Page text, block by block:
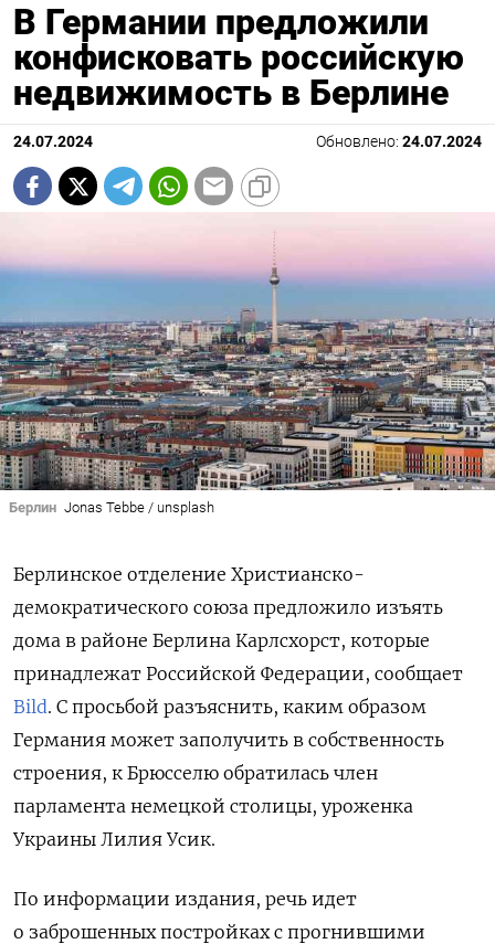
В Германии предложили
конфисковать российскую
недвижимость в Берлине
24.07.2024 Обновлено: 24.07.2024
Берлин Jonas Tebbe / unsplash
Берлинское отделение Христианско-
демократического союза предложило изъять
дома в районе Берлина Карлсхорст, которые
принадлежат Российской Федерации, сообщает
Bild. С просьбой разъяснить, каким образом
Германия может заполучить в собственность
строения, к Брюсселю обратилась член
парламента немецкой столицы, уроженка
Украины Лилия Усик.
По информации издания, речь идет
о заброшенных постройках с прогнившими